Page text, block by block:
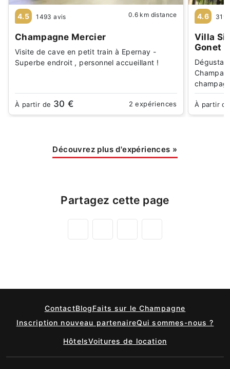
4.5 1493 avis 0.6 km distance
Champagne Mercier
Visite de cave en petit train à Epernay -
Superbe endroit , personnel accueillant !
À partir de 30 € 2 expériences
4.6 319
Villa
Gonet
À partir
Découvrez plus d'expériences »
Partagez cette page
ContactBlogFaits sur le Champagne
Inscription nouveau partenaireQui sommes-nous ?
HôtelsVoitures de location